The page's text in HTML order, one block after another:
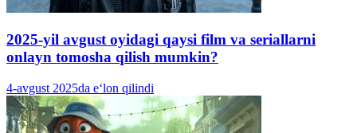
2025-yil avgust oyidagi qaysi film va seriallarni
onlayn tomosha qilish mumkin?
4-avgust 2025da e‘lon qilindi